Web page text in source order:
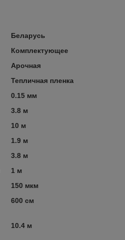
Беларусь
Комплектующее
Арочная
Тепличная пленка
0.15 мм
3.8 м
10 м
1.9 м
3.8 м
1 м
150 мкм
600 см
10.4 м